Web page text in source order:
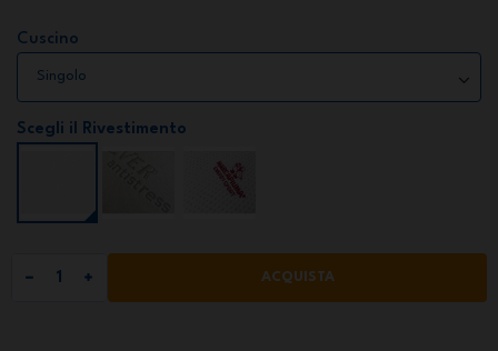
Cuscino
Scegli il Rivestimento
ACQUISTA